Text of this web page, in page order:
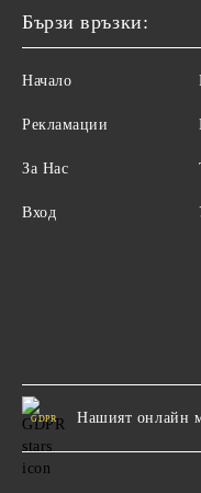
Бързи връзки:
Начало
Рекламации
За Нас
Вход
GDPR Нашият онлайн